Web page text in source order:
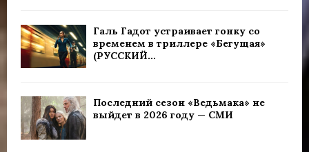
Галь Гадот устраивает гонку со
временем в триллере «Бегущая»
(РУССКИЙ...
Последний сезон «Ведьмака» не
выйдет в 2026 году — СМИ